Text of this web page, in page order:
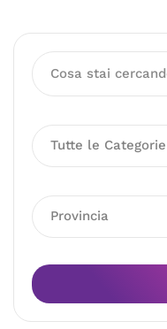
Tutte le Categorie
Provincia